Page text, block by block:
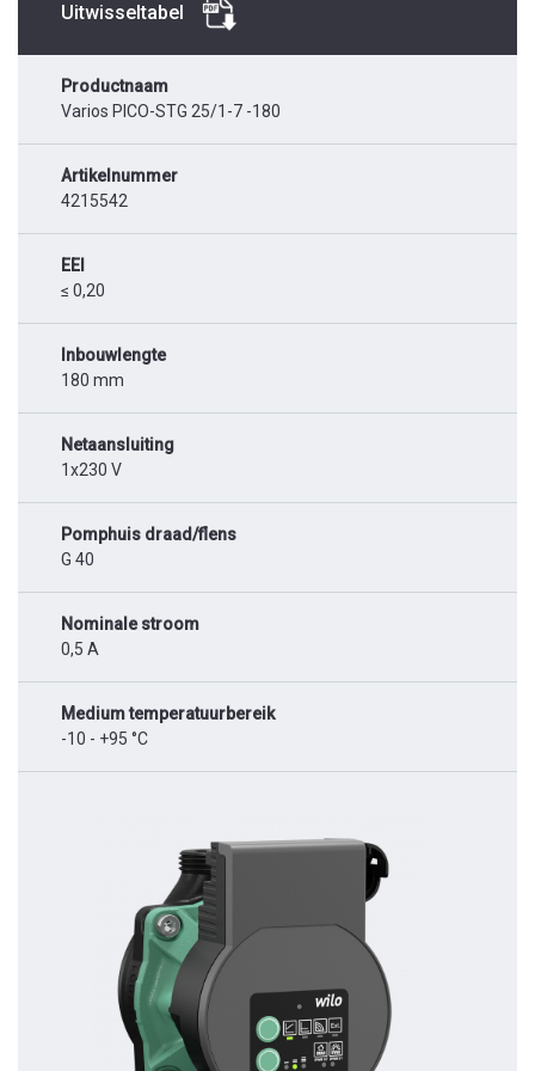
Uitwisseltabel
Productnaam
Varios PICO-STG 25/1-7 -180
Artikelnummer
4215542
EEI
≤ 0,20
Inbouwlengte
180 mm
Netaansluiting
1x230 V
Pomphuis draad/flens
G 40
Nominale stroom
0,5 A
Medium temperatuurbereik
-10 - +95 °C